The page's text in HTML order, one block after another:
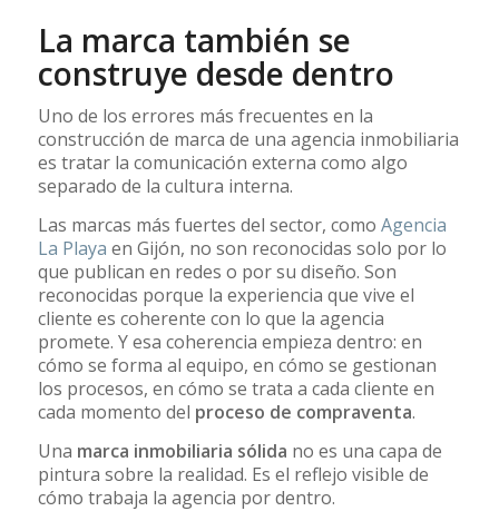
La marca también se
construye desde dentro
Uno de los errores más frecuentes en la
construcción de marca de una agencia inmobiliaria
es tratar la comunicación externa como algo
separado de la cultura interna.
Las marcas más fuertes del sector, como Agencia
La Playa en Gijón, no son reconocidas solo por lo
que publican en redes o por su diseño. Son
reconocidas porque la experiencia que vive el
cliente es coherente con lo que la agencia
promete. Y esa coherencia empieza dentro: en
cómo se forma al equipo, en cómo se gestionan
los procesos, en cómo se trata a cada cliente en
cada momento del proceso de compraventa.
Una marca inmobiliaria sólida no es una capa de
pintura sobre la realidad. Es el reflejo visible de
cómo trabaja la agencia por dentro.